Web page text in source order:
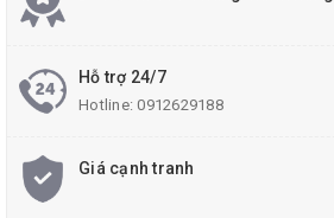
Hỗ trợ 24/7
Hotline:0912629188
Giá cạnh tranh